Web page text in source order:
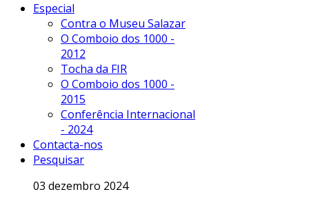
Especial
Contra o Museu Salazar
O Comboio dos 1000 -
2012
Tocha da FIR
O Comboio dos 1000 -
2015
Conferência Internacional
- 2024
Contacta-nos
Pesquisar
03 dezembro 2024